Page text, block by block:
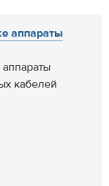
аппараты
кабелей